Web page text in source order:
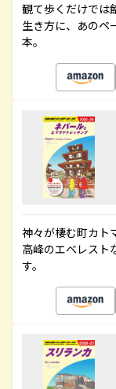
観て歩くだけでは
生き方に、あのペ
本。
神々が棲む町カト
高峰のエベレスト
す。